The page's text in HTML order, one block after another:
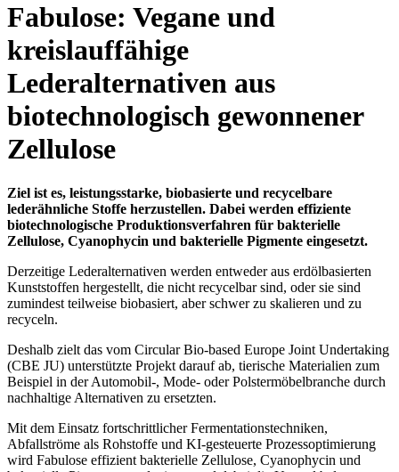
Fabulose: Vegane und
kreislauffähige
Lederalternativen aus
biotechnologisch gewonnener
Zellulose
Ziel ist es, leistungsstarke, biobasierte und recycelbare
lederähnliche Stoffe herzustellen. Dabei werden effiziente
biotechnologische Produktionsverfahren für bakterielle
Zellulose, Cyanophycin und bakterielle Pigmente eingesetzt.
Derzeitige Lederalternativen werden entweder aus erdölbasierten
Kunststoffen hergestellt, die nicht recycelbar sind, oder sie sind
zumindest teilweise biobasiert, aber schwer zu skalieren und zu
recyceln.
Deshalb zielt das vom Circular Bio-based Europe Joint Undertaking
(CBE JU) unterstützte Projekt darauf ab, tierische Materialien zum
Beispiel in der Automobil-, Mode- oder Polstermöbelbranche durch
nachhaltige Alternativen zu ersetzten.
Mit dem Einsatz fortschrittlicher Fermentationstechniken,
Abfallströme als Rohstoffe und KI-gesteuerte Prozessoptimierung
wird Fabulose effizient bakterielle Zellulose, Cyanophycin und